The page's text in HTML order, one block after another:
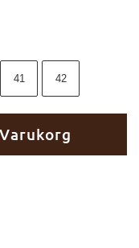
41 42